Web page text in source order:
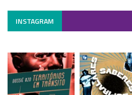
INSTAGRAM